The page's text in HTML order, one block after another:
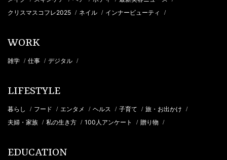
クリスマスコフレ2025 / ネイル / インナービューティ /
WORK
雑学 / 仕事 / デジタル /
LIFESTYLE
暮らし / フード / エンタメ / ヘルス / 子育て / 旅・お出かけ /
夫婦・家族 / 私の生き方 / 100人アンケート / 贈り物 /
EDUCATION